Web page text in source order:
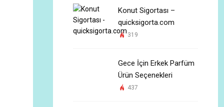
Konut Sigortası –
quicksigorta.com
319
Gece İçin Erkek Parfüm
Ürün Seçenekleri
437